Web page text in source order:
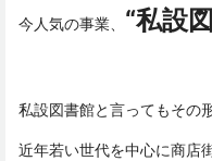
今人気の事業、 “私設
私設図書館と言ってもその
近年若い世代を中心に商店